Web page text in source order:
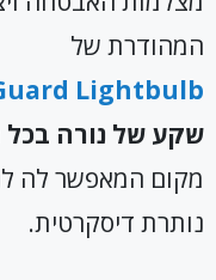
המהודרת של
Lightbulb
שקע של נורה בכל
מקום המאפשר לה
נותרת דיסקרטית.